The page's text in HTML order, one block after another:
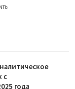
с
года